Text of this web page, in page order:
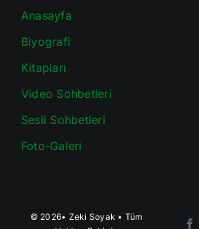
Anasayfa
Biyografi
Kitapları
Video Sohbetleri
Sesli Sohbetleri
Foto-Galeri
© 2026• Zeki Soyak • Tüm